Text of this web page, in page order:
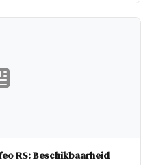
RS: Beschikbaarheid